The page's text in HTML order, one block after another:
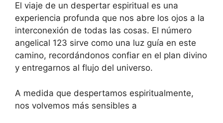
El viaje de un despertar espiritual es una
experiencia profunda que nos abre los ojos a la
interconexión de todas las cosas. El número
angelical 123 sirve como una luz guía en este
camino, recordándonos confiar en el plan divino
y entregarnos al flujo del universo.
A medida que despertamos espiritualmente,
nos volvemos más sensibles a